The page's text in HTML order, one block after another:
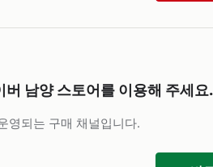
버 남양 스토어를 이용해 주세요.
영되는 구매 채널입니다.